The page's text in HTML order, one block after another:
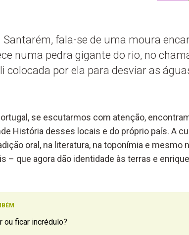
Santarém, fala-se de uma moura
numa pedra gigante do rio, no
colocada por ela para desviar as
se escutarmos com atenção,
História desses locais e do próprio país. A
oral, na literatura, na toponímia e mesmo
– que agora dão identidade às terras e
ou ficar incrédulo?